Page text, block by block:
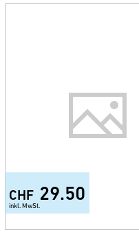
CHF 29.50
inkl. MwSt.